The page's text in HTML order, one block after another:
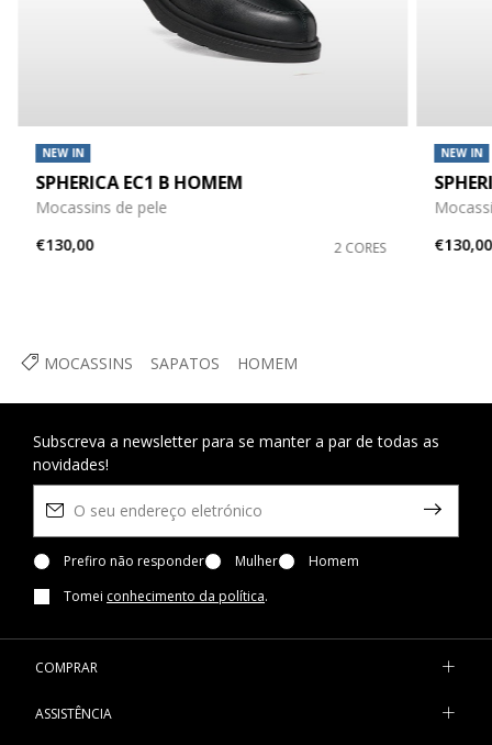
MOCASSINS SAPATOS HOMEM
NEW IN
SPHERICA EC1 B HOMEM
Mocassins de pele
€130,00
2 CORES
NEW IN
€130,00
Subscreva a newsletter para se manter a par de todas as
novidades!
Prefiro não responder Mulher
Homem
Tomei conhecimento da política.
COMPRAR
ASSISTÊNCIA